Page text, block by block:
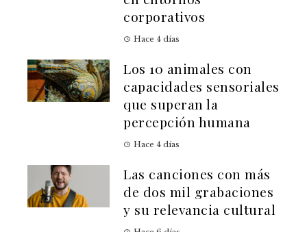
corporativos
Hace 4 días
Los 10 animales con
capacidades sensoriales
que superan la
percepción humana
Hace 4 días
Las canciones con más
de dos mil grabaciones
y su relevancia cultural